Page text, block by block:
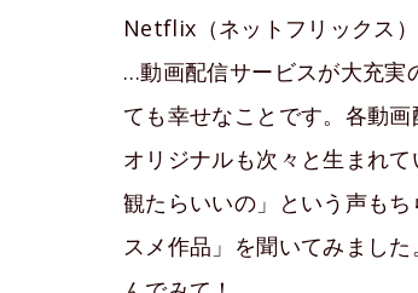
Netflix（ネットフリックス
…動画配信サービスが大充実
ても幸せなことです。各動
オリジナルも次々と生まれ
観たらいいの」という声も
スメ作品」を聞いてみまし